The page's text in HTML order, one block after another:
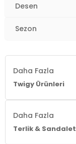
Desen
Sezon
Daha Fazla
Twigy Ürünleri
Daha Fazla
Terlik & Sandalet